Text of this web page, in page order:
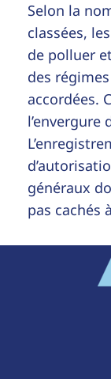
Selon la
classées,
de polluer
des
accordées.
l’envergure
généraux
pas cachés